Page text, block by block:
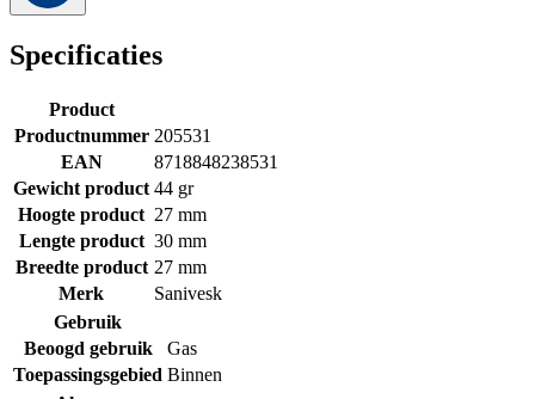
Specificaties
Product
Productnummer 205531
EAN
8718848238531
Gewicht product 44 gr
Hoogte product 27 mm
Lengte product 30 mm
Breedte product 27 mm
Merk
Sanivesk
Gebruik
Beoogd gebruik
Gas
Toepassingsgebied Binnen